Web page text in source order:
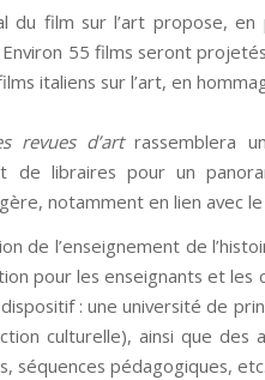
du film sur l’art propose, en
55 films seront
italiens sur l’art, en
revues d’artrassemblera
de libraires pour un
notamment en lien avec
de l’enseignement de
pour les enseignants et les
: une université de
culturelle), ainsi que des
séquences pédagogiques,